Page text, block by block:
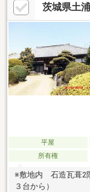
茨城県土
平屋
所有権
※敷地内 石造瓦葺2
３台から）